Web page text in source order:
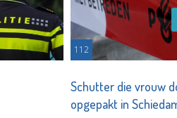
112
Schutter die vrouw
opgepakt in